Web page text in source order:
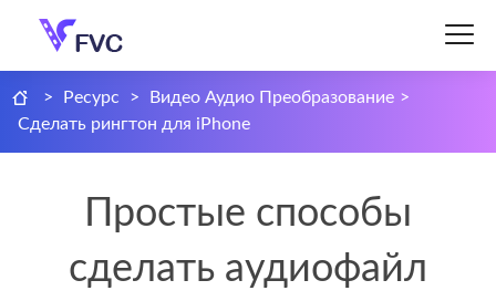
> Ресурс > Видео Аудио Преобразование >
Сделать рингтон для iPhone
Простые способы
сделать аудиофайл